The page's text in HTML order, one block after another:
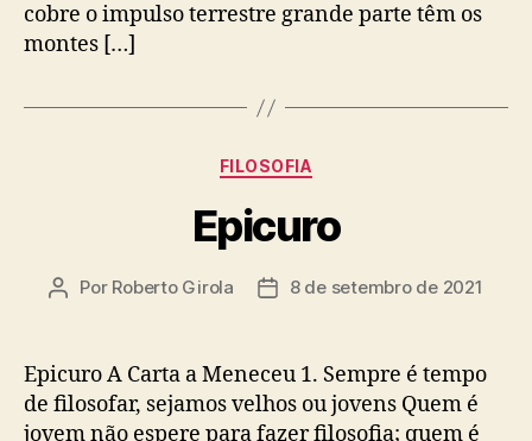
cobre o impulso terrestre grande parte têm os
montes […]
Categorias
FILOSOFIA
Epicuro
Autor
Por Roberto Girola
Data8 de setembro de 2021
Epicuro A Carta a Meneceu 1. Sempre é tempo
de filosofar, sejamos velhos ou jovens Quem é
jovem não espere para fazer filosofia; quem é